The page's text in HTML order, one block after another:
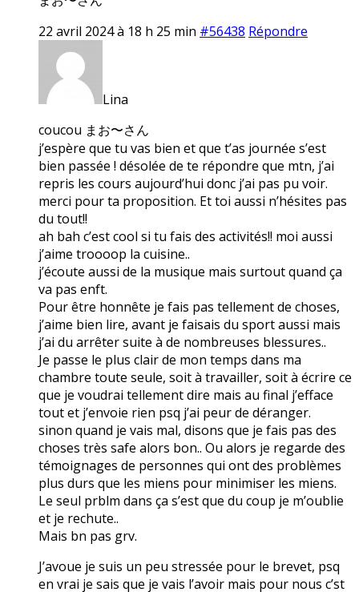
22 avril 2024 à 18 h 25 min #56438 Répondre
Lina
coucou まお〜さん
j’espère que tu vas bien et que t’as journée s’est
bien passée ! désolée de te répondre que mtn, j’ai
repris les cours aujourd’hui donc j’ai pas pu voir.
merci pour ta proposition. Et toi aussi n’hésites pas
du tout!!
ah bah c’est cool si tu fais des activités!! moi aussi
j’aime troooop la cuisine..
j’écoute aussi de la musique mais surtout quand ça
va pas enft.
Pour être honnête je fais pas tellement de choses,
j’aime bien lire, avant je faisais du sport aussi mais
j’ai du arrêter suite à de nombreuses blessures..
Je passe le plus clair de mon temps dans ma
chambre toute seule, soit à travailler, soit à écrire ce
que je voudrai tellement dire mais au final j’efface
tout et j’envoie rien psq j’ai peur de déranger.
sinon quand je vais mal, disons que je fais pas des
choses très safe alors bon.. Ou alors je regarde des
témoignages de personnes qui ont des problèmes
plus durs que les miens pour minimiser les miens.
Le seul prblm dans ça s’est que du coup je m’oublie
et je rechute..
Mais bn pas grv.
J’avoue je suis un peu stressée pour le brevet, psq
en vrai je sais que je vais l’avoir mais pour nous c’st